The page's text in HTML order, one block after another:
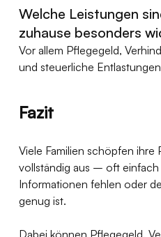
Welche Leistungen
zuhause besonders
Vor allem Pflegegeld,
und steuerliche
Fazit
Viele Familien schöpfen
vollständig aus – oft einfach
Informationen fehlen oder
genug ist.
Dabei können Pflegegeld,